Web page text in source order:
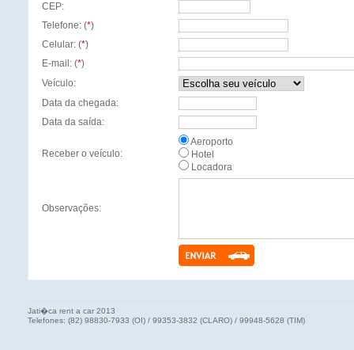
CEP:
Telefone: (*)
Celular: (*)
E-mail: (*)
Veículo:
Data da chegada:
Data da saída:
Receber o veículo:
Aeroporto
Hotel
Locadora
Observações:
Jati�ca rent a car 2013
Telefones: (82) 98830-7933 (OI) / 99353-3832 (CLARO) / 99948-5628 (TIM)